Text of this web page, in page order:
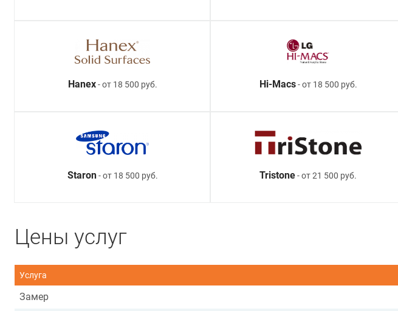
Hanex- от 18 500 руб. Hi-Macs- от 18 500 руб.
Staron- от 18 500 руб. Tristone- от 21 500 руб.
Цены услуг
Услуга
Замер